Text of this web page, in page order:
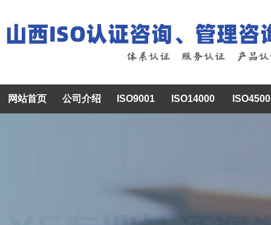
网站首页 公司介绍 ISO9001 ISO14000